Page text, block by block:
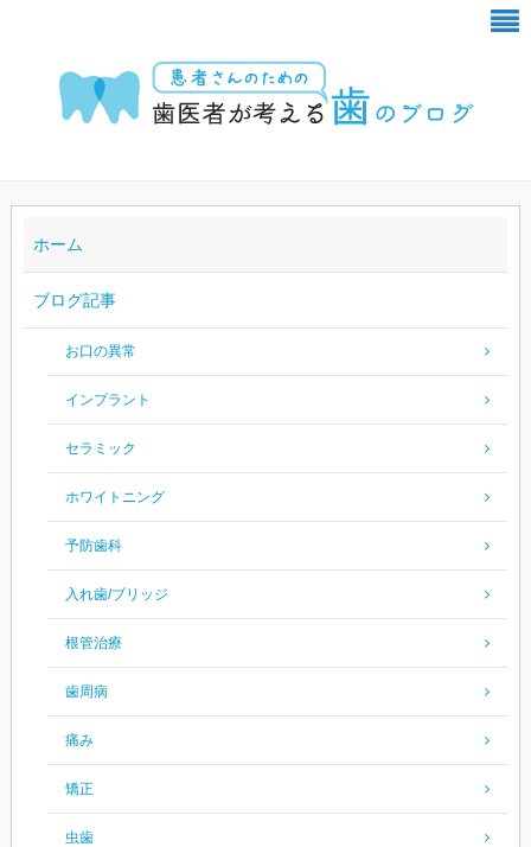
ホーム
ブログ記事
お口の異常
インプラント
セラミック
ホワイトニング
予防歯科
入れ歯/ブリッジ
根管治療
歯周病
痛み
矯正
虫歯